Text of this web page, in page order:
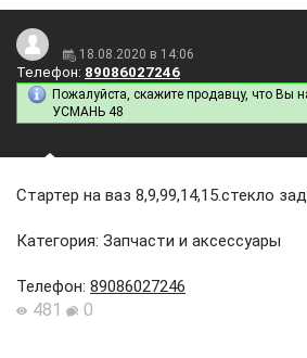
18.08.2020 в 14:06
Телефон: 89086027246
Пожалуйста, скажите продавцу, что Вы
УСМАНЬ 48
Стартер на ваз 8,9,99,14,15.стекло
Категория: Запчасти и аксессуары
Телефон: 89086027246
481 0